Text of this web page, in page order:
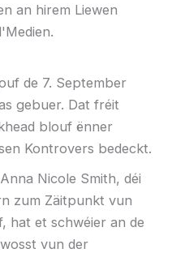
an hirem Liewen
de 7. September
gebuer. Dat fréit
blouf ënner
Kontrovers bedeckt.
Nicole Smith, déi
zum Zäitpunkt vun
hat et schwéier an de
vun der